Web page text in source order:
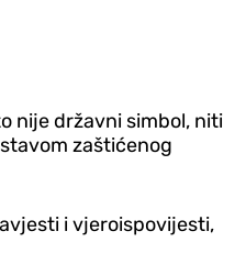
nije državni simbol, niti
zaštićenog
i vjeroispovijesti,